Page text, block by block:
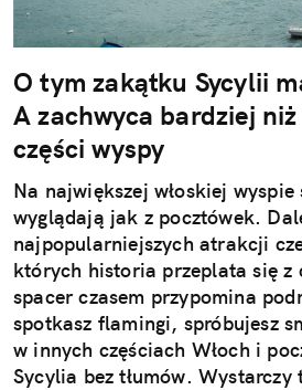
O tym zakątku Sycylii
A zachwyca bardziej
części wyspy
Na największej włoskiej
wyglądają jak z pocztówek.
najpopularniejszych atrakcji
których historia przeplata się z
spacer czasem przypomina
spotkasz flamingi, spróbujesz
w innych częściach Włoch i
Sycylia bez tłumów.